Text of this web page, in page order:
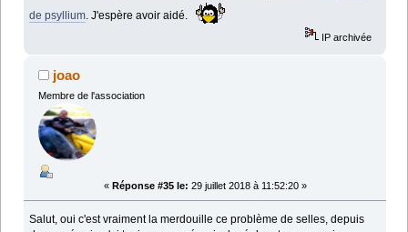
de psyllium. J'espère avoir aidé.
IP archivée
joao
Membre de l'association
« Réponse #35 le: 29 juillet 2018 à 11:52:20 »
Salut, oui c'est vraiment la merdouille ce problème de selles, depuis